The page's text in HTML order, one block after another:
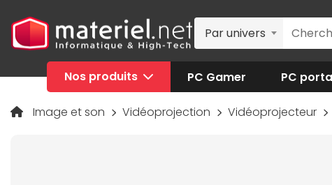
Par univers
Nos produits PC Gamer PC
Image et son Vidéoprojection Vidéoprojecteur